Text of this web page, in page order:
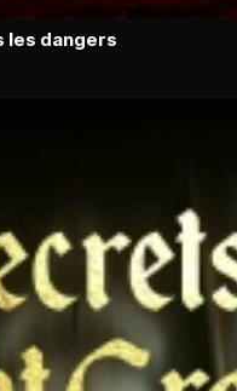
les dangers